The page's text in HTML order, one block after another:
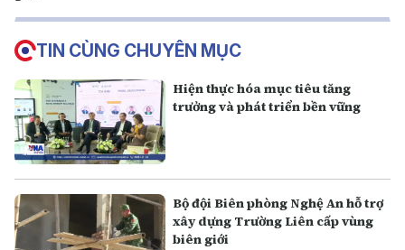
TIN CÙNG CHUYÊN MỤC
Hiện thực hóa mục tiêu tăng
trưởng và phát triển bền vững
Bộ đội Biên phòng Nghệ An hỗ trợ
xây dựng Trường Liên cấp vùng
biên giới